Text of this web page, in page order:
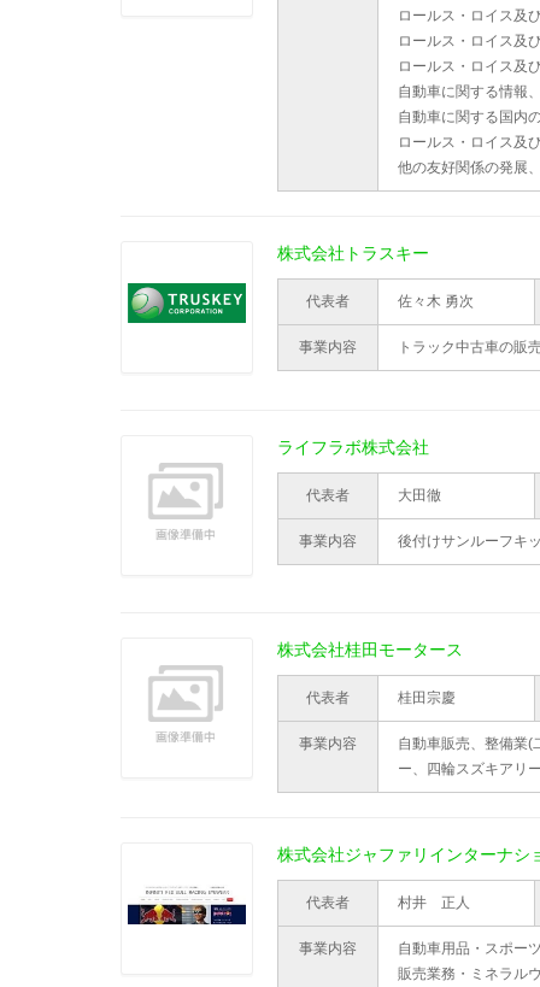
ロールス・ロイス及
ロールス・ロイス及
ロールス・ロイス及
自動車に関する情報
自動車に関する国内
ロールス・ロイス及
他の友好関係の発展
株式会社トラスキー
代表者 佐々木 勇次
事業内容 トラック中古車の販
ライフラボ株式会社
代表者 大田徹
事業内容 後付けサンルーフキ
株式会社桂田モータース
代表者 桂田宗慶
事業内容
自動車販売、整備業(
ー、四輪スズキアリ
株式会社ジャファリインターナシ
代表者 村井 正人
事業内容
自動車用品・スポー
販売業務・ミネラル